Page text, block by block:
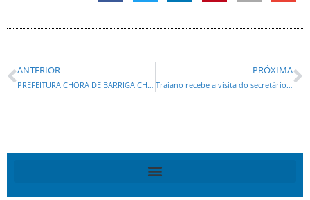
ANTERIOR
PREFEITURA CHORA DE BARRIGA CHEIA:Repasses do Estado à Prefeitura de Curitiba passam de R$ 1,2 bi e aumentam 12,02 % em 2015
PRÓXIMA
Traiano recebe a visita do secretário Ratinho Jr.